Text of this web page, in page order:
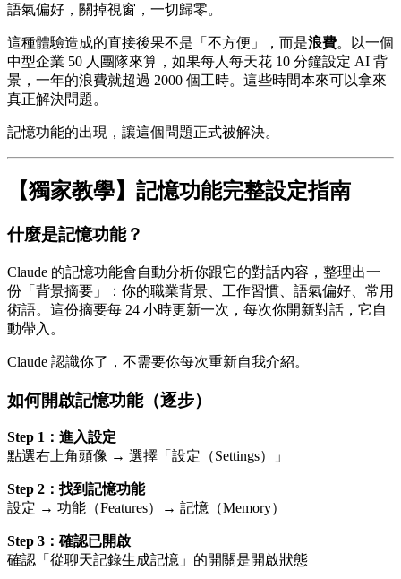
語氣偏好，關掉視窗，一切歸零。
這種體驗造成的直接後果不是「不方便」，而是浪費。以一個
中型企業 50 人團隊來算，如果每人每天花 10 分鐘設定 AI 背
景，一年的浪費就超過 2000 個工時。這些時間本來可以拿來
真正解決問題。
記憶功能的出現，讓這個問題正式被解決。
【獨家教學】記憶功能完整設定指南
什麼是記憶功能？
Claude 的記憶功能會自動分析你跟它的對話內容，整理出一
份「背景摘要」：你的職業背景、工作習慣、語氣偏好、常用
術語。這份摘要每 24 小時更新一次，每次你開新對話，它自
動帶入。
Claude 認識你了，不需要你每次重新自我介紹。
如何開啟記憶功能（逐步）
Step 1：進入設定
點選右上角頭像 → 選擇「設定（Settings）」
Step 2：找到記憶功能
設定 → 功能（Features）→ 記憶（Memory）
Step 3：確認已開啟
確認「從聊天記錄生成記憶」的開關是開啟狀態